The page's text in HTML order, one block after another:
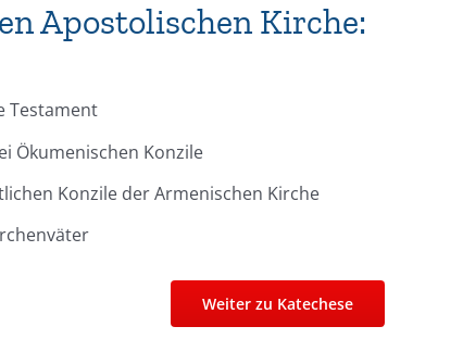
Apostolischen Kirche:
Testament
Ökumenischen Konzile
Konzile der Armenischen Kirche
Weiter zu Katechese